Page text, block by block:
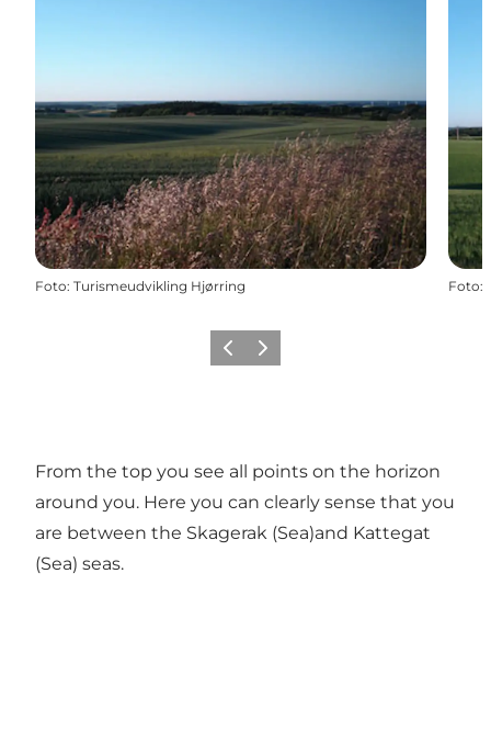
Foto: Turismeudvikling Hjørring Foto:
Precedente
Avanti
From the top you see all points on the horizon
around you. Here you can clearly sense that you
are between the Skagerak (Sea)and Kattegat
(Sea) seas.